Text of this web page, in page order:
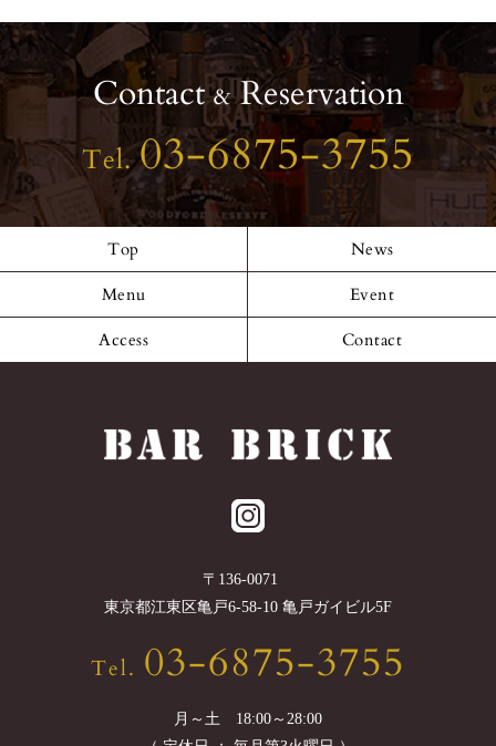
Contact&Reservation
Tel.03-6875-3755
Top News
Menu Event
Access Contact
〒 136-0071
東京都江東区亀戸6-58-10 亀戸ガイビル5F
Tel. 03-6875-3755
月～土 18:00～28:00